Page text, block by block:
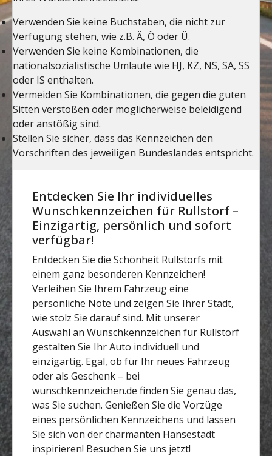
Entdecken Sie Ihr individuelles
Wunschkennzeichen für Rullstorf –
Einzigartig, persönlich und sofort
verfügbar!
Entdecken Sie die Schönheit Rullstorfs mit
einem ganz besonderen Kennzeichen!
Verleihen Sie Ihrem Fahrzeug eine
persönliche Note und zeigen Sie Ihrer Stadt,
wie stolz Sie darauf sind. Mit unserer
Auswahl an Wunschkennzeichen für Rullstorf
gestalten Sie Ihr Auto individuell und
einzigartig. Egal, ob für Ihr neues Fahrzeug
oder als Geschenk – bei
wunschkennzeichen.de finden Sie genau das,
was Sie suchen. Genießen Sie die Vorzüge
eines persönlichen Kennzeichens und lassen
Sie sich von der charmanten Hansestadt
inspirieren! Besuchen Sie uns jetzt!